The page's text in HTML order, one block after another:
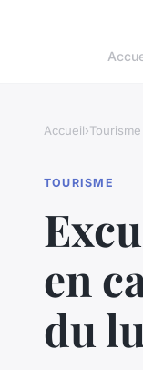
Accueil›Tourisme
TOURISME
en
du